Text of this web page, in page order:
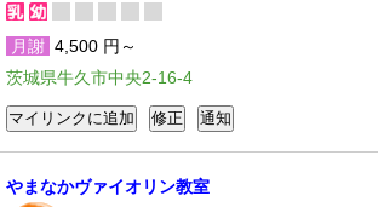
月謝 4,500 円～
茨城県牛久市中央2-16-4
やまなかヴァイオリン教室